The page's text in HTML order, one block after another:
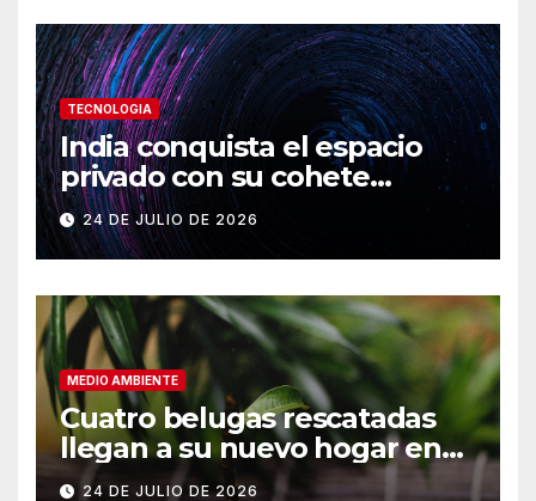
TECNOLOGIA
India conquista el espacio
privado con su cohete
Vikram-1
24 DE JULIO DE 2026
MEDIO AMBIENTE
Cuatro belugas rescatadas
llegan a su nuevo hogar en
Chicago
24 DE JULIO DE 2026